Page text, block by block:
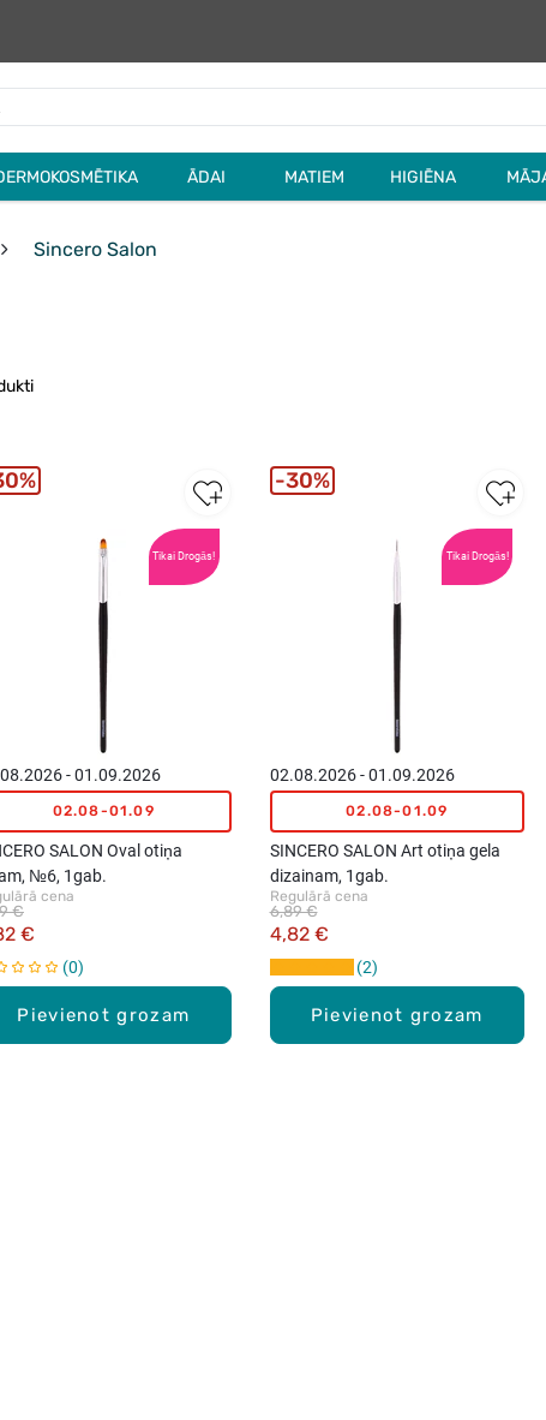
ĀDAI MATIEM HIGIĒNA
Sincero Salon
Tikai Drogās!
Pievienot grozam
- 01.09.2026
02.08-01.09
SALON Oval otiņa
№6, 1gab.
cena
€
€
0
Tikai Drogās!
Pievienot grozam
02.08.2026 - 01.09.2026
02.08-01.09
SINCERO SALON Art otiņa gela
dizainam, 1gab.
Regulārā cena
4,82 €
6,89 €
2
30%